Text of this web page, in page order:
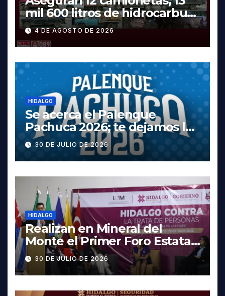
mil 600 litros de hidrocarburo
y dos vehículos robados en
Tula
4 DE AGOSTO DE 2026
HIDALGO
Se acerca el Palenque
Pachuca 2026; te dejamos la
cartelera completa, las
fechas y los precios
30 DE JULIO DE 2026
HIDALGO
Realizan en Mineral del
Monte el Primer Foro Estatal
contra la Trata de Personas
30 DE JULIO DE 2026